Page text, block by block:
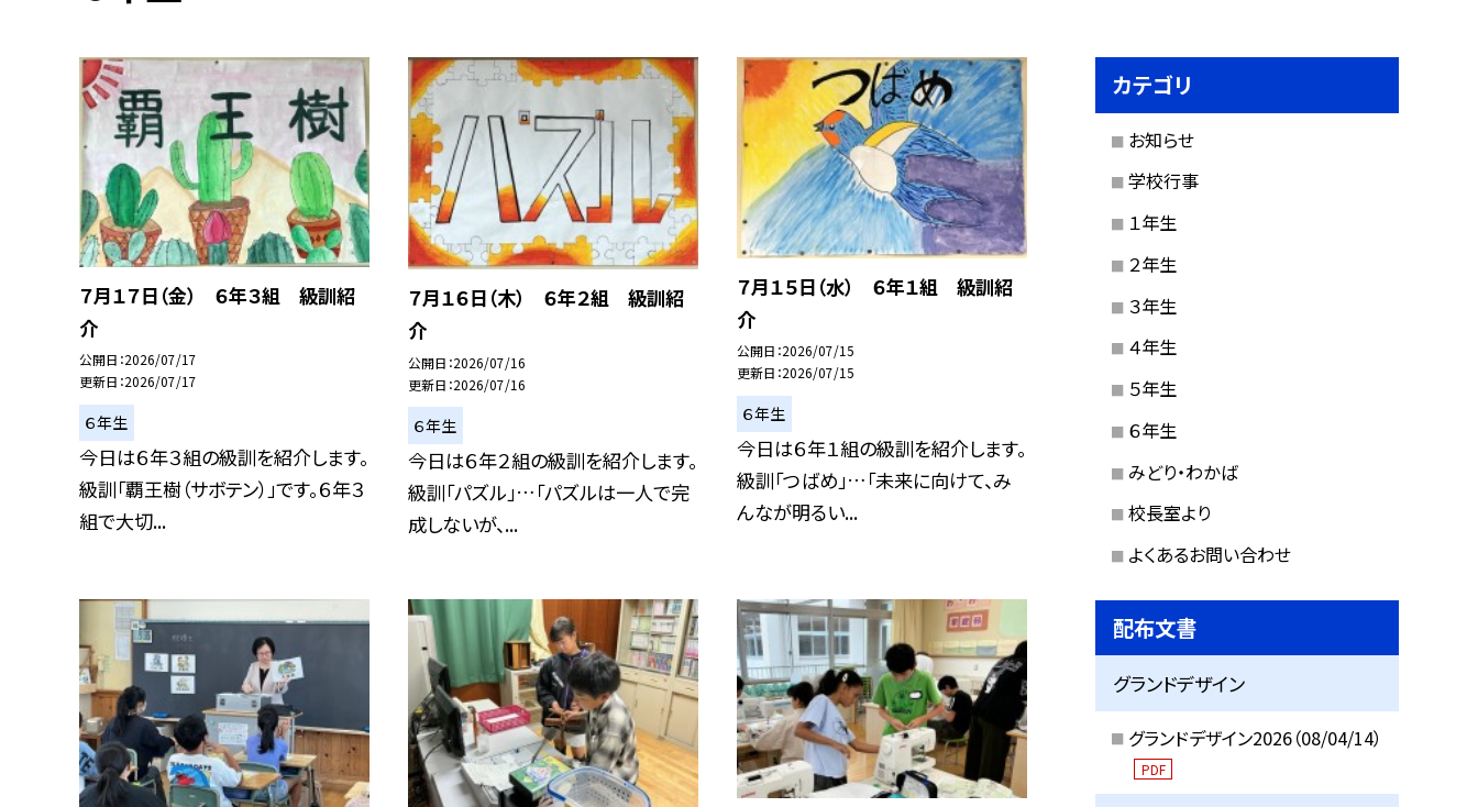
７月１７日（金） ６年３組 級訓紹
介
公開日 2026/07/17
更新日 2026/07/17
６年生
今日は６年３組の級訓を紹介します。
級訓「覇王樹（サボテン）」です。６年３
組で大切...
７月１６日（木） ６年２組 級訓紹
介
公開日 2026/07/16
更新日 2026/07/16
６年生
今日は６年２組の級訓を紹介します。
級訓「パズル」…「パズルは一人で完
成しないが、...
７月１５日（水） ６年１組 級訓紹
介
公開日 2026/07/15
更新日 2026/07/15
６年生
今日は６年１組の級訓を紹介します。
級訓「つばめ」…「未来に向けて、み
んなが明るい...
カテゴリ
お知らせ
学校行事
１年生
２年生
３年生
４年生
５年生
６年生
みどり・わかば
校長室より
よくあるお問い合わせ
配布文書
グランドデザイン
グランドデザイン2026（08/04/14）
PDF